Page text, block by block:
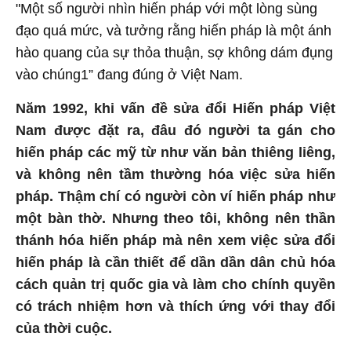
"Một số người nhìn hiến pháp với một lòng sùng
đạo quá mức, và tưởng rằng hiến pháp là một ánh
hào quang của sự thỏa thuận, sợ không dám đụng
vào chúng1” đang đúng ở Việt Nam.
Năm 1992, khi vấn đề sửa đổi Hiến pháp Việt
Nam được đặt ra, đâu đó người ta gán cho
hiến pháp các mỹ từ như văn bản thiêng liêng,
và không nên tầm thường hóa việc sửa hiến
pháp. Thậm chí có người còn ví hiến pháp như
một bàn thờ. Nhưng theo tôi, không nên thần
thánh hóa hiến pháp mà nên xem việc sửa đổi
hiến pháp là cần thiết để dần dần dân chủ hóa
cách quản trị quốc gia và làm cho chính quyền
có trách nhiệm hơn và thích ứng với thay đổi
của thời cuộc.